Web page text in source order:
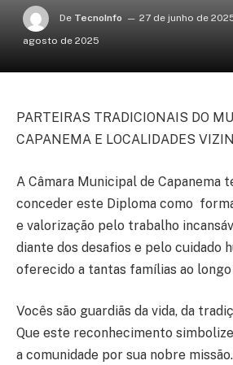
De TecnoInfo 27 de junho de
agosto de 2025
PARTEIRAS TRADICIONAIS DO
CAPANEMA E LOCALIDADES
A Câmara Municipal de Capanema
conceder este Diploma como
e valorização pelo trabalho
diante dos desafios e pelo cuidado
oferecido a tantas famílias ao longo
Vocês são guardiãs da vida, da
Que este reconhecimento
a comunidade por sua nobre missão.